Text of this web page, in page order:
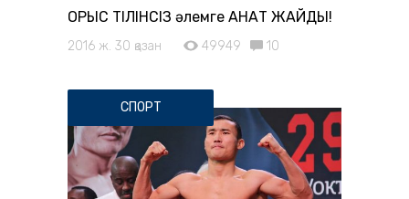
ОРЫС ТІЛІНСІЗ әлемге ҚАНАТ ЖАЙДЫҚ!
2016 ж. 30 қазан 49949 10
СПОРТ